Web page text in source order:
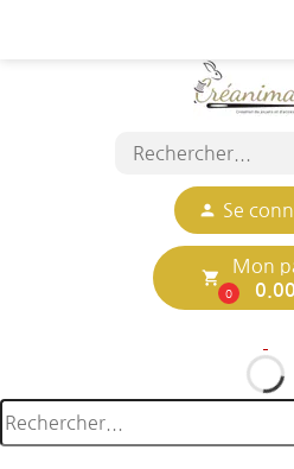
person Se
local_grocery_store
0
Mon